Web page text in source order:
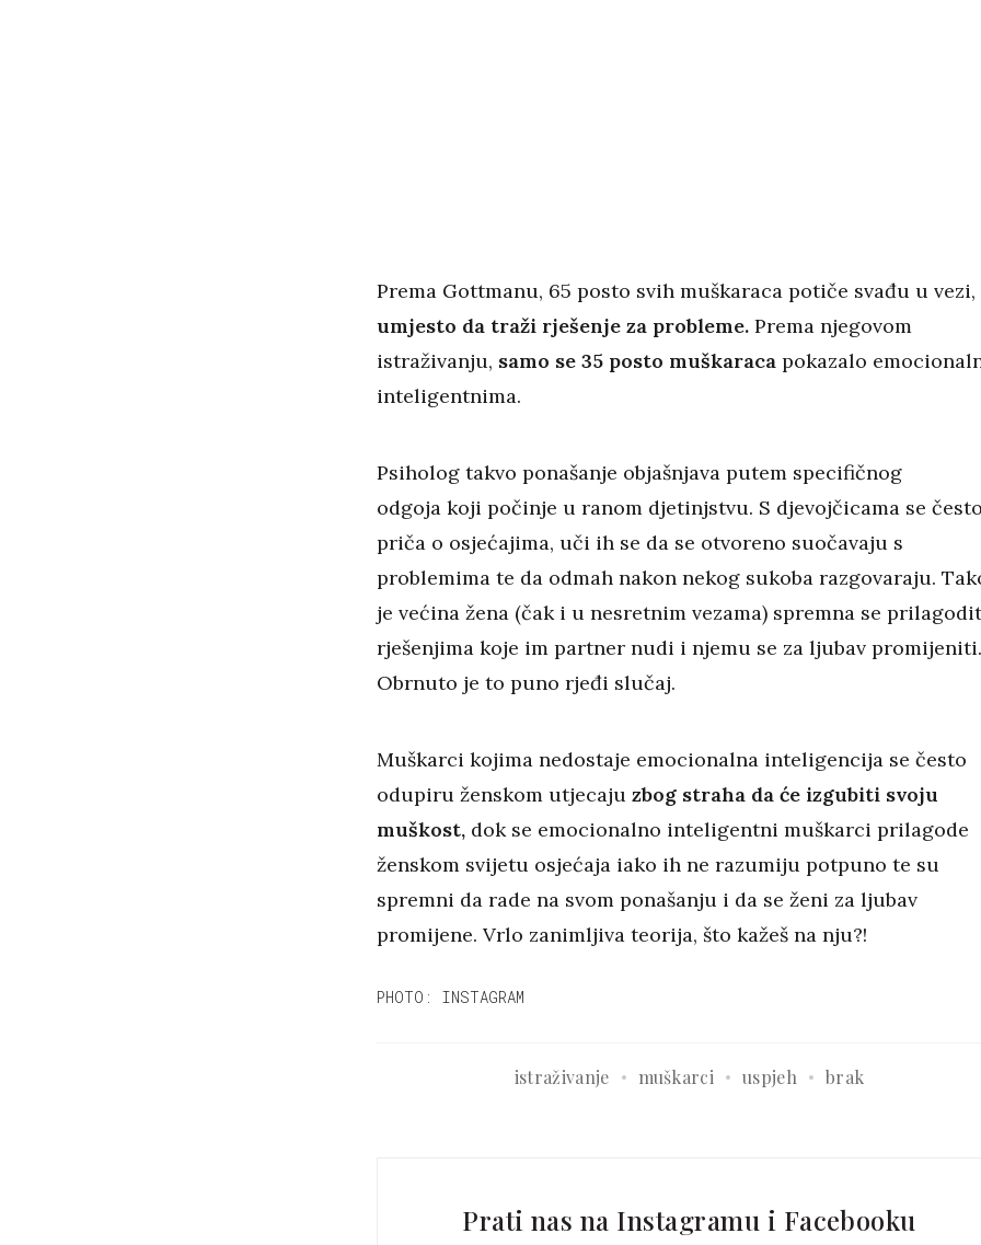
Prema Gottmanu, 65 posto svih muškaraca potiče svađu u vezi,
umjesto da traži rješenje za probleme.Prema njegovom
istraživanju, samo se 35 posto muškaraca pokazalo
inteligentnima.
Psiholog takvo ponašanje objašnjava putem specifičnog
odgoja koji počinje u ranom djetinjstvu. S djevojčicama se često
priča o osjećajima, uči ih se da se otvoreno suočavaju s
problemima te da odmah nakon nekog sukoba razgovaraju.
je većina žena (čak i u nesretnim vezama) spremna se
rješenjima koje im partner nudi i njemu se za ljubav promijeniti.
Obrnuto je to puno rjeđi slučaj.
Muškarci kojima nedostaje emocionalna inteligencija se često
odupiru ženskom utjecaju zbog straha da će izgubiti svoju
muškost, dok se emocionalno inteligentni muškarci prilagode
ženskom svijetu osjećaja iako ih ne razumiju potpuno te su
spremni da rade na svom ponašanju i da se ženi za ljubav
promijene. Vrlo zanimljiva teorija, što kažeš na nju?!
PHOTO: INSTAGRAM
istraživanje muškarci uspjeh brak
Prati nas na Instagramu i Facebooku